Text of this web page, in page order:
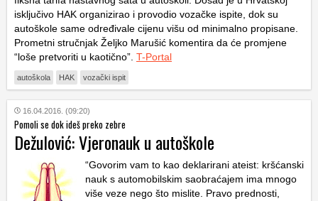
isključivo HAK organizirao i provodio vozačke ispite, dok su
autoškole same određivale cijenu višu od minimalno propisane.
Prometni stručnjak Željko Marušić komentira da će promjene
“loše pretvoriti u kaotično”. T-Portal
autoškola HAK vozački ispit
16.04.2016. (09:20)
Pomoli se dok ideš preko zebre
Dežulović: Vjeronauk u autoškole
“Govorim vam to kao deklarirani ateist: kršćanski
nauk s automobilskim saobraćajem ima mnogo
više veze nego što mislite. Pravo prednosti,